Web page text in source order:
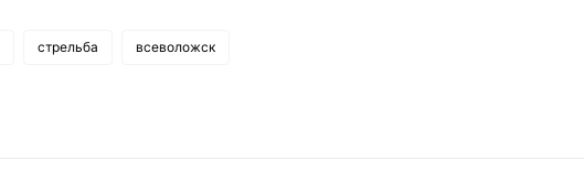
стрельба всеволожск